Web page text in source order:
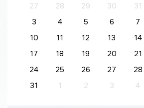
27
28 29 30 31
3
4 5 6 7
10
11 12 13 14
17
18 19 20 21
24
25 26 27 28
31
1 2 3 4